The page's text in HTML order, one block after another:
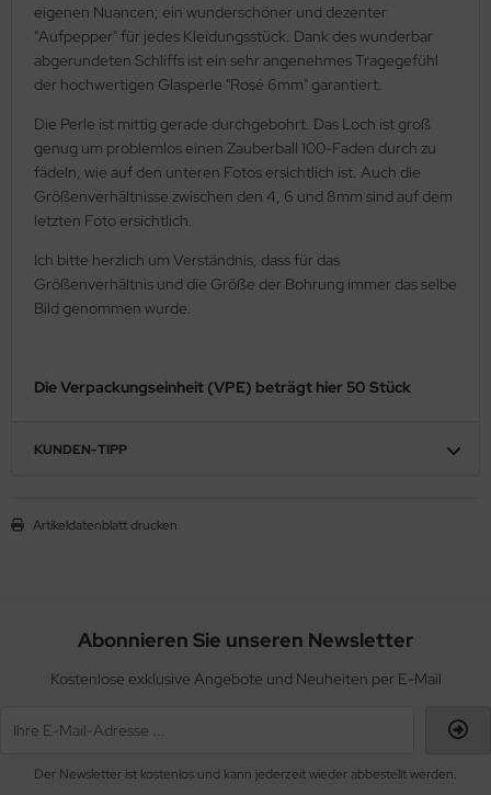
eigenen Nuancen; ein wunderschöner und dezenter
"Aufpepper" für jedes Kleidungsstück. Dank des wunderbar
abgerundeten Schliffs ist ein sehr angenehmes Tragegefühl
der hochwertigen Glasperle "Rosé 6mm" garantiert.
Die Perle ist mittig gerade durchgebohrt. Das Loch ist groß
genug um problemlos einen Zauberball 100-Faden durch zu
fädeln, wie auf den unteren Fotos ersichtlich ist. Auch die
Größenverhältnisse zwischen den 4, 6 und 8mm sind auf dem
letzten Foto ersichtlich.
Ich bitte herzlich um Verständnis, dass für das
Größenverhältnis und die Größe der Bohrung immer das selbe
Bild genommen wurde.
Die Verpackungseinheit (VPE) beträgt hier 50 Stück
KUNDEN-TIPP
Artikeldatenblatt drucken
Abonnieren Sie unseren Newsletter
Kostenlose exklusive Angebote und Neuheiten per E-Mail
Der Newsletter ist kostenlos und kann jederzeit wieder abbestellt werden.